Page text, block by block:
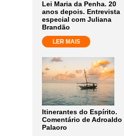
Lei Maria da Penha. 20
anos depois. Entrevista
especial com Juliana
Brandão
LER MAIS
Itinerantes do Espírito.
Comentário de Adroaldo
Palaoro